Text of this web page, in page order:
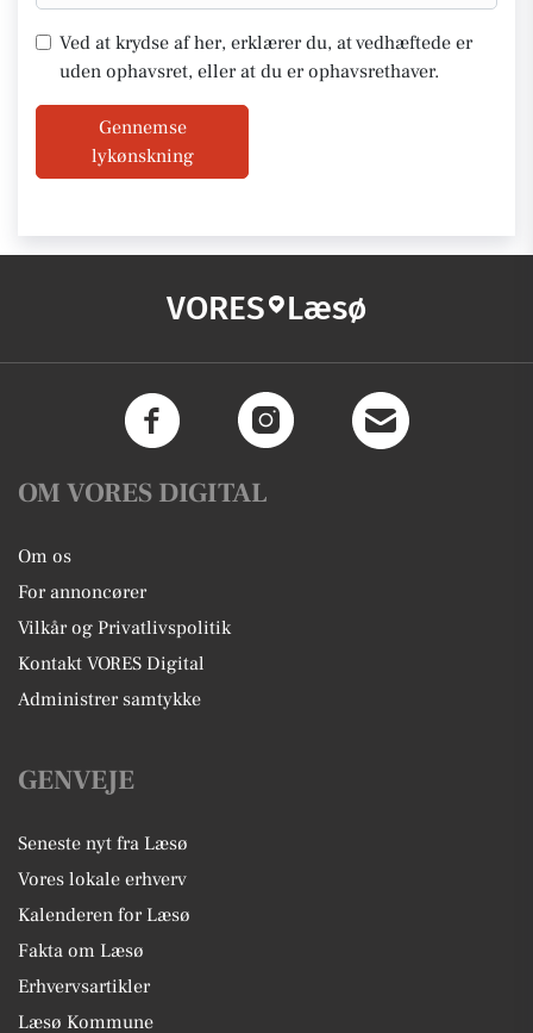
Ved at krydse af her, erklærer du, at vedhæftede er
uden ophavsret, eller at du er ophavsrethaver.
Gennemse
lykønskning
VORES Læsø
OM VORES DIGITAL
Om os
For annoncører
Vilkår og Privatlivspolitik
Kontakt VORES Digital
Administrer samtykke
GENVEJE
Seneste nyt fra Læsø
Vores lokale erhverv
Kalenderen for Læsø
Fakta om Læsø
Erhvervsartikler
Læsø Kommune